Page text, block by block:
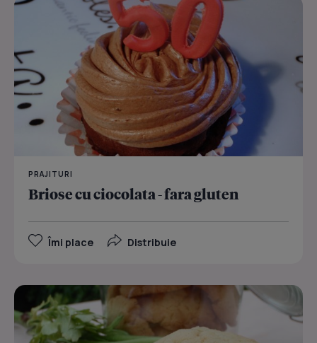
PRAJITURI
Briose cu ciocolata - fara gluten
Îmi place Distribuie